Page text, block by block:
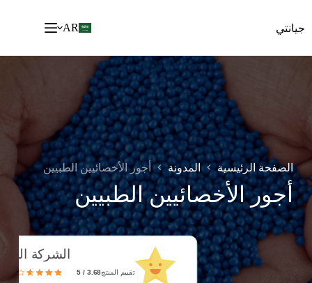
المحتوى
جيانتي AR
الصفحة الرئيسية المدونة أجور الأخصائيين الطبيين
أجور الأخصائيين الطبيين
الشركة
تقييم المنتج3.68 / 5